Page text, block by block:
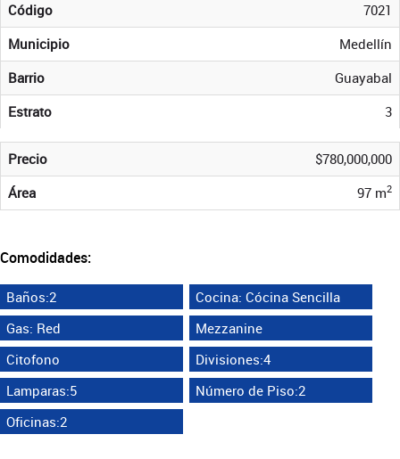
Código
7021
Municipio
Medellín
Barrio
Guayabal
Estrato
3
Precio
$780,000,000
Área
97 m2
Comodidades:
Baños:2
Cocina: Cócina Sencilla
Gas: Red
Mezzanine
Citofono
Divisiones:4
Lamparas:5
Número de Piso:2
Oficinas:2